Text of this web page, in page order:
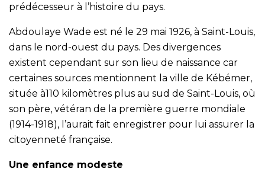
prédécesseur à l’histoire du pays.
Abdoulaye Wade est né le 29 mai 1926, à Saint-Louis,
dans le nord-ouest du pays. Des divergences
existent cependant sur son lieu de naissance car
certaines sources mentionnent la ville de Kébémer,
située à110 kilomètres plus au sud de Saint-Louis, où
son père, vétéran de la première guerre mondiale
(1914-1918), l’aurait fait enregistrer pour lui assurer la
citoyenneté française.
Une enfance modeste